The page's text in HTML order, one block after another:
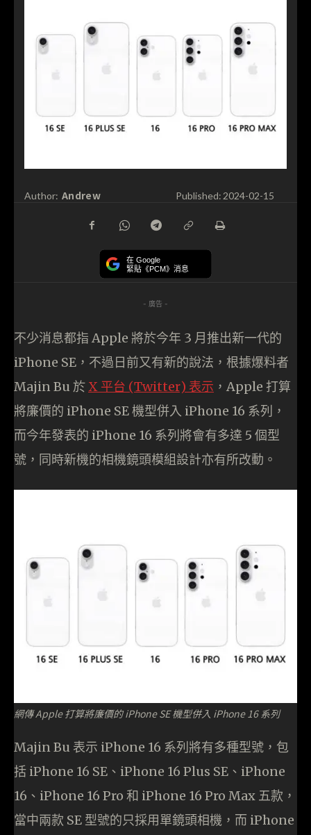
Author: Andrew Published: 2024-02-15
在 Google
緊貼《PCM》消息
- 廣告 -
不少消息都指 Apple 將於今年 3 月推出新一代的
iPhone SE，不過日前又有新的說法，根據爆料者
Majin Bu 於X 平台 (Twitter) 表示 ，Apple 打算
將廉價的 iPhone SE 機型併入 iPhone 16 系列，
而今年發表的 iPhone 16 系列將會有多達 5 個型
號，同時新機的相機鏡頭模組設計亦有所改動。
網傳 Apple 打算將廉價的 iPhone SE 機型併入 iPhone 16 系列
Majin Bu 表示 iPhone 16 系列將有多種型號，包
括 iPhone 16 SE、iPhone 16 Plus SE、iPhone
16、iPhone 16 Pro 和 iPhone 16 Pro Max 五款，
當中兩款 SE 型號的只採用單鏡頭相機，而 iPhone